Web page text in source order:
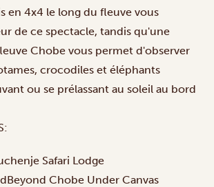
en 4x4 le long du fleuve vous
de ce spectacle, tandis qu'une
Chobe vous permet d'observer
crocodiles et éléphants
ou se prélassant au soleil au bord
Safari Lodge
Chobe Under Canvas